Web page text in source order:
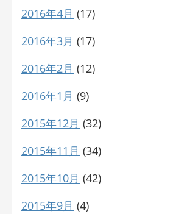
2016年4月 (17)
2016年3月 (17)
2016年2月 (12)
2016年1月 (9)
2015年12月 (32)
2015年11月 (34)
2015年10月 (42)
2015年9月 (4)